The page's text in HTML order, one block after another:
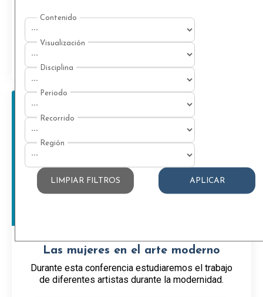
LIMPIAR FILTROS APLICAR
...
Las mujeres en el arte moderno
Durante esta conferencia estudiaremos el trabajo
de diferentes artistas durante la modernidad.